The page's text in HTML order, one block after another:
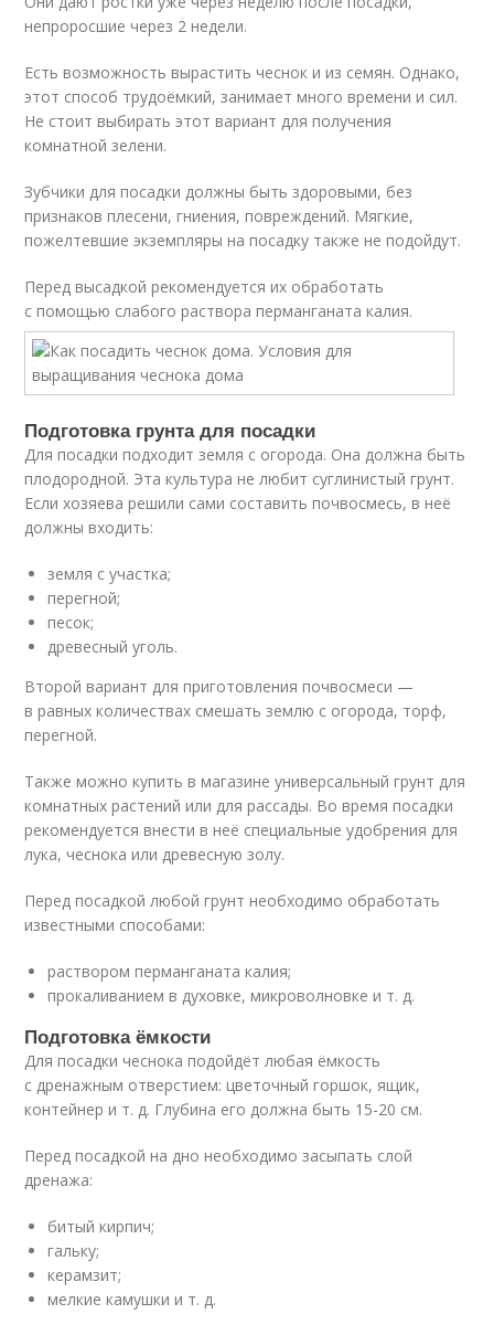
непроросшие через 2 недели.
Есть возможность вырастить чеснок и из семян. Однако,
этот способ трудоёмкий, занимает много времени и сил.
Не стоит выбирать этот вариант для получения
комнатной зелени.
Зубчики для посадки должны быть здоровыми, без
признаков плесени, гниения, повреждений. Мягкие,
пожелтевшие экземпляры на посадку также не подойдут.
Перед высадкой рекомендуется их обработать
с помощью слабого раствора перманганата калия.
Подготовка грунта для посадки
Для посадки подходит земля с огорода. Она должна быть
плодородной. Эта культура не любит суглинистый грунт.
Если хозяева решили сами составить почвосмесь, в неё
должны входить:
земля с участка;
перегной;
песок;
древесный уголь.
Второй вариант для приготовления почвосмеси —
в равных количествах смешать землю с огорода, торф,
перегной.
Также можно купить в магазине универсальный грунт для
комнатных растений или для рассады. Во время посадки
рекомендуется внести в неё специальные удобрения для
лука, чеснока или древесную золу.
Перед посадкой любой грунт необходимо обработать
известными способами:
раствором перманганата калия;
прокаливанием в духовке, микроволновке и т. д.
Подготовка ёмкости
Для посадки чеснока подойдёт любая ёмкость
с дренажным отверстием: цветочный горшок, ящик,
контейнер и т. д. Глубина его должна быть 15-20 см.
Перед посадкой на дно необходимо засыпать слой
дренажа:
битый кирпич;
гальку;
керамзит;
мелкие камушки и т. д.